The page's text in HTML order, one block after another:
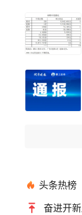
头条热榜
奋进开